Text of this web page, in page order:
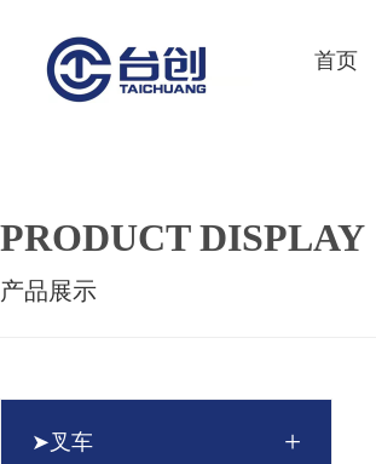
首页
PRODUCT DISPLAY
产品展示
➤叉车 +